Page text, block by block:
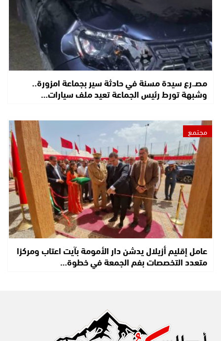
مصـ.رع سيدة مسنة في حادثة سير بجماعة امزورة..
وشبهة تورط رئيس الجماعة تعيد ملف سيارات…
مجتمع
عامل إقليم أزيلال يدشن دار الأمومة بآيت اعتاب ومركزا
متعدد التخصصات بفم الجمعة في خطوة…